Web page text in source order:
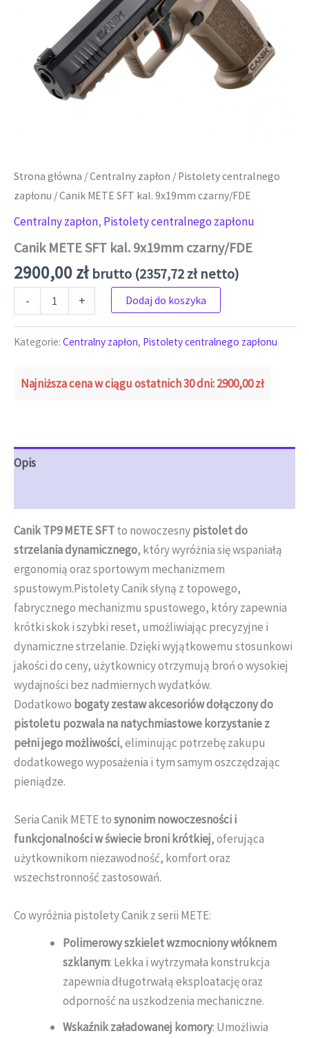
Strona główna /Centralny zapłon / Pistolety centralnego
zapłonu / Canik METE SFT kal. 9x19mm czarny/FDE
Centralny zapłon, Pistolety centralnego zapłonu
Canik METE SFT kal. 9x19mm czarny/FDE
2900,00zł brutto (2357,72złnetto)
-
ilość Canik METE SFT kal. 9x19mm czarny/FDE
+ Dodaj do koszyka
Kategorie: Centralny zapłon, Pistolety centralnego zapłonu
Najniższa cena w ciągu ostatnich 30 dni:2900,00zł
Opis
Canik TP9 METE SFTto nowoczesnypistolet do
strzelania dynamicznego, który wyróżnia się wspaniałą
ergonomią oraz sportowym mechanizmem
spustowym.Pistolety Canik słyną z topowego,
fabrycznego mechanizmu spustowego, który zapewnia
krótki skok i szybki reset, umożliwiając precyzyjne i
dynamiczne strzelanie. Dzięki wyjątkowemu stosunkowi
jakości do ceny, użytkownicy otrzymują broń o wysokiej
wydajności bez nadmiernych wydatków.
Dodatkowo bogaty zestaw akcesoriów dołączony do
pistoletu pozwala na natychmiastowe korzystanie z
pełni jego możliwości, eliminując potrzebę zakupu
dodatkowego wyposażenia i tym samym oszczędzając
pieniądze.
Seria Canik METE tosynonim nowoczesności i
funkcjonalności w świecie broni krótkiej, oferująca
użytkownikom niezawodność, komfort oraz
wszechstronność zastosowań.
Co wyróżnia pistolety Canik z serii METE:
Polimerowy szkielet wzmocniony włóknem
szklanym: Lekka i wytrzymała konstrukcja
zapewnia długotrwałą eksploatację oraz
odporność na uszkodzenia mechaniczne.
Wskaźnik załadowanej komory: Umożliwia